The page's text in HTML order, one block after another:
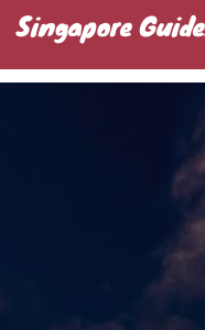
Singapore